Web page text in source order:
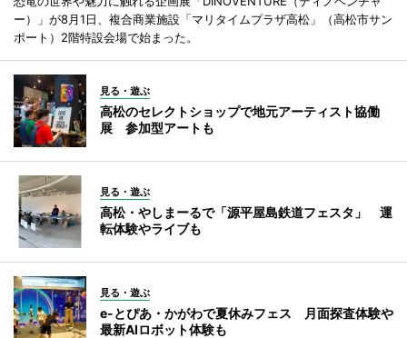
ー）」が8月1日、複合商業施設「マリタイムプラザ高松」（高松市サン
ポート）2階特設会場で始まった。
見る・遊ぶ
高松のセレクトショップで地元アーティスト協働
展 参加型アートも
見る・遊ぶ
高松・やしまーるで「源平屋島鉄道フェスタ」 運
転体験やライブも
見る・遊ぶ
e-とぴあ・かがわで夏休みフェス 月面探査体験や
最新AIロボット体験も